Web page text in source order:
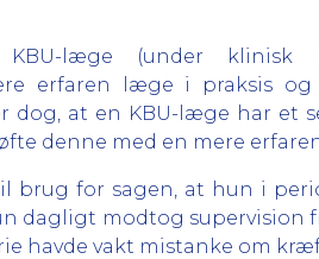
læge (under klinisk
erfaren læge i praksis
at en KBU-læge har et
denne med en mere
brug for sagen, at hun i
dagligt modtog supervision
havde vakt mistanke om